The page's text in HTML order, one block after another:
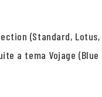
(Standard, Lotus,
a tema Vojage